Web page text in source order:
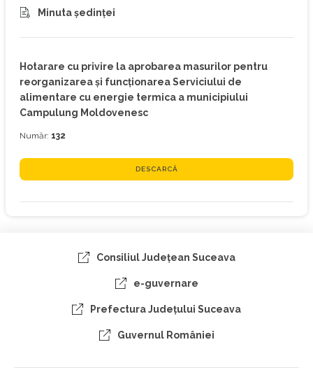
Minuta ședinței
Hotarare cu privire la aprobarea masurilor pentru
reorganizarea şi funcţionarea Serviciului de
alimentare cu energie termica a municipiului
Campulung Moldovenesc
Număr: 132
DESCARCĂ
Consiliul Judeţean Suceava
e-guvernare
Prefectura Judeţului Suceava
Guvernul României